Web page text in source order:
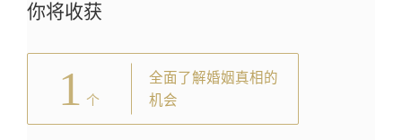
你将收获
1 个
全面了解婚姻真相的
机会